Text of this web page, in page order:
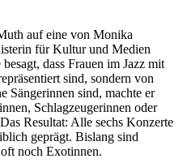
auf eine von Monika
für Kultur und Medien
dass Frauen im Jazz mit
sind, sondern von
Sängerinnen sind, machte er
Schlagzeugerinnen oder
Resultat: Alle sechs Konzerte
geprägt. Bislang sind
noch Exotinnen.